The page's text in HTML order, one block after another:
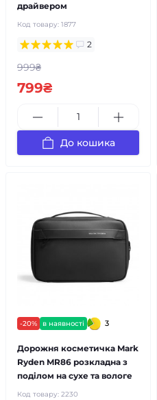
драйвером
Код товару: 1877
2
999₴
799₴
До кошика
-20% в наявності 3
Дорожня косметичка Mark
Ryden MR86 розкладна з
поділом на сухе та вологе
Код товару: 2230